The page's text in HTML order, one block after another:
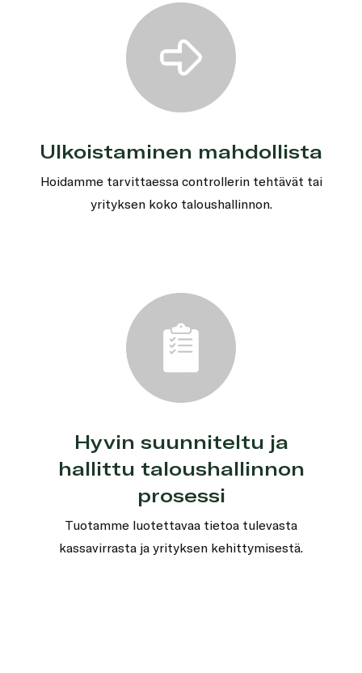
Ulkoistaminen mahdollista
Hoidamme tarvittaessa controllerin tehtävät tai
yrityksen koko taloushallinnon.
Hyvin suunniteltu ja
hallittu taloushallinnon
prosessi
Tuotamme luotettavaa tietoa tulevasta
kassavirrasta ja yrityksen kehittymisestä.